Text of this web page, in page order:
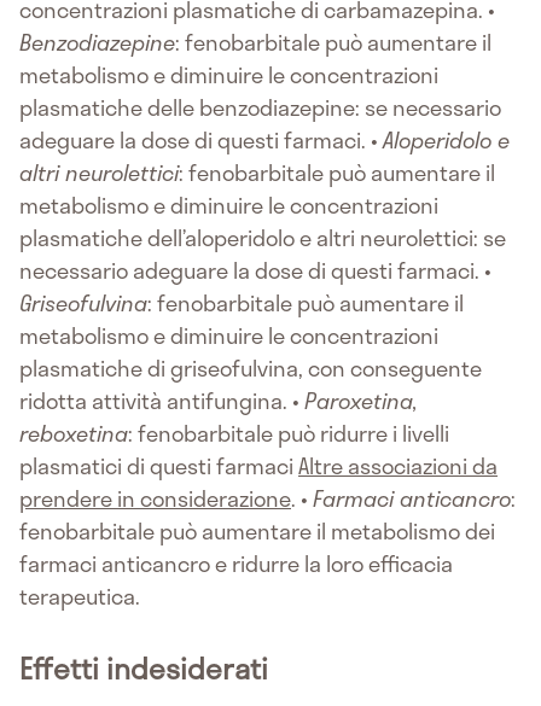
concentrazioni plasmatiche di carbamazepina. •
Benzodiazepine: fenobarbitale può aumentare il
metabolismo e diminuire le concentrazioni
plasmatiche delle benzodiazepine: se necessario
adeguare la dose di questi farmaci. •Aloperidolo e
altri neurolettici: fenobarbitale può aumentare il
metabolismo e diminuire le concentrazioni
plasmatiche dell’aloperidolo e altri neurolettici: se
necessario adeguare la dose di questi farmaci. •
Griseofulvina: fenobarbitale può aumentare il
metabolismo e diminuire le concentrazioni
plasmatiche di griseofulvina, con conseguente
ridotta attività antifungina. •Paroxetina,
reboxetina: fenobarbitale può ridurre i livelli
plasmatici di questi farmaciAltre associazioni da
prendere in considerazione. •Farmaci anticancro:
fenobarbitale può aumentare il metabolismo dei
farmaci anticancro e ridurre la loro efficacia
terapeutica.
Effetti indesiderati